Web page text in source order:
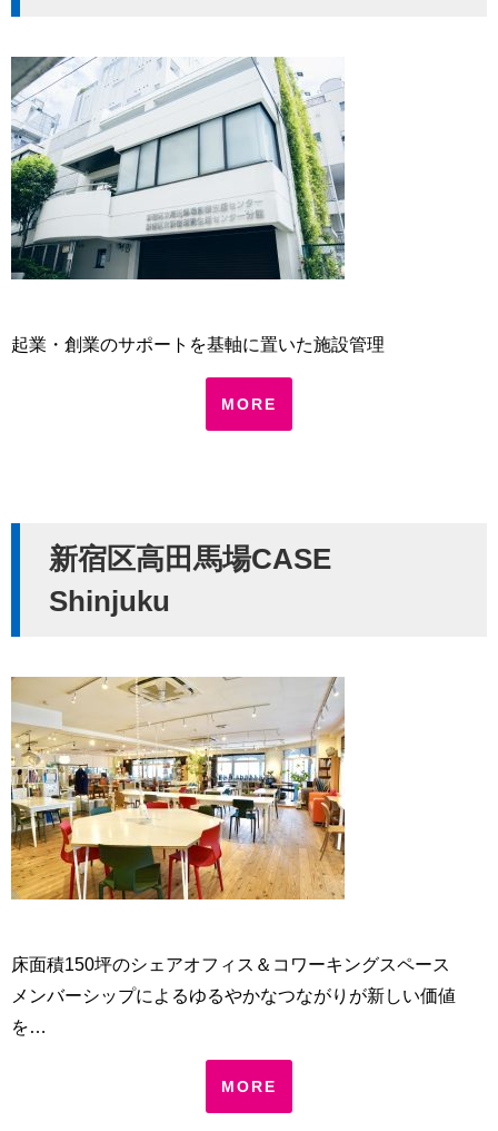
起業・創業のサポートを基軸に置いた施設管理
MORE
新宿区高田馬場CASE
Shinjuku
床面積150坪のシェアオフィス＆コワーキングスペース
メンバーシップによるゆるやかなつながりが新しい価値
を…
MORE